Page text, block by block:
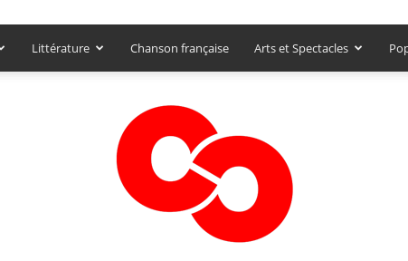
Littérature Chanson française Arts et Spectacles